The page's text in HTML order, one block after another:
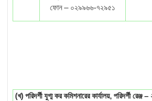
ফোন – ০২৯৯৬৬-৭২৯৫১
(খ) পরিদর্শী যুগ্ম কর কমিশনারের কার্যালয়, পরিদর্শী